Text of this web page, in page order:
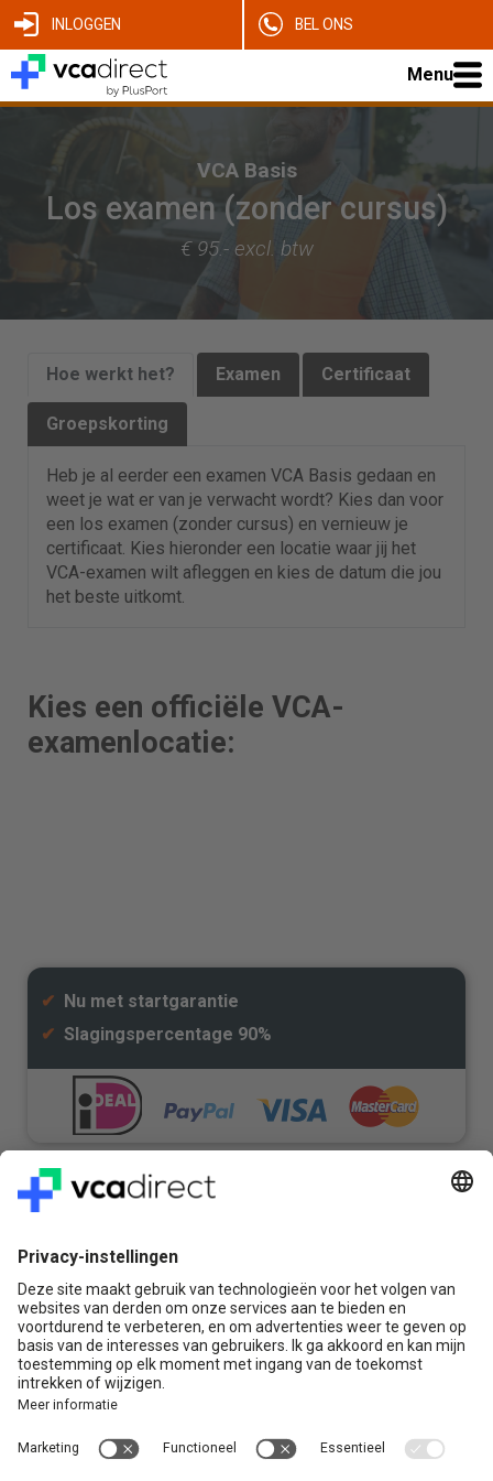
INLOGGEN BEL ONS
Menu
VCA Basis
Los examen (zonder cursus)
€ 95.- excl. btw
Hoe werkt het? Examen Certificaat
Groepskorting
Heb je al eerder een examen VCA Basis gedaan en
weet je wat er van je verwacht wordt? Kies dan voor
een los examen (zonder cursus) en vernieuw je
certificaat. Kies hieronder een locatie waar jij het
VCA-examen wilt afleggen en kies de datum die jou
het beste uitkomt.
Kies een officiële VCA-
examenlocatie:
✔ Nu met startgarantie
✔ Slagingspercentage 90%
Vragen? Bel ons gerust:
+31(0)85 0719 500
of stuur ons een e-mail
Contact
Louis Braillelaan 80
2719 EK Zoetermeer